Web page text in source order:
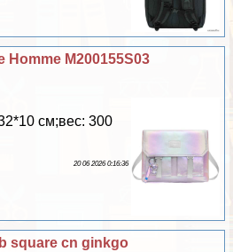
Homme M200155S03
см;вес: 300
20 06 2026 0:16:36
square cn ginkgo